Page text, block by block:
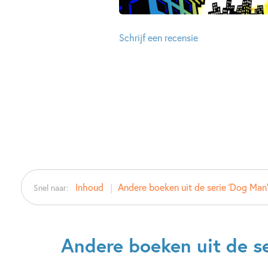
Schrijf een recensie
Snel naar: Inhoud Andere boeken uit de serie 'Dog Man'
Andere boeken uit de